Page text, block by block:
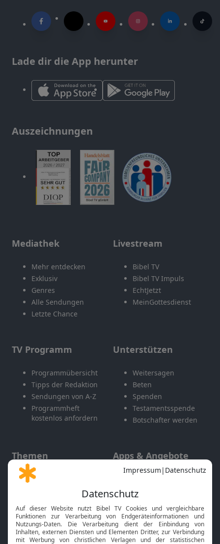
Lade dir die App herunter
Auszeichnungen
Mediathek
Mehr entdecken
Exklusiv
Genres
Alle Sendungen
Letzte Chance
Livestream
Bibel TV
Bibel TV Impuls
EchtJetzt
MeinGottesdienst
TV Programm
Programmübersicht
Tipps der Redaktion
Sendungen von A-Z
Programmheft
kostenlos anfordern
Unterstützen
Weitersagen
Beten
Spenden
Testamentsspende
Botschafter werden
Themen
Gott und Bibel erklärt
Neuigkeiten
Apps & Angebote
Mobile App
Smart TV
HbbTV
Bibelthek Online-Bibel